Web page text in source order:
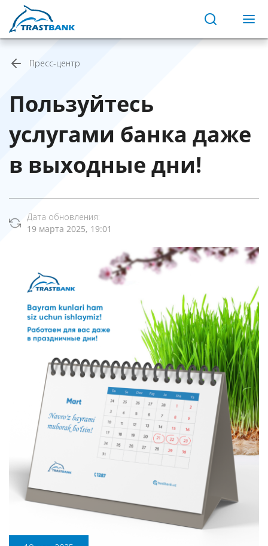
Пресс-центр
Пользуйтесь
услугами банка даже
в выходные дни!
Дата обновления:
19 марта 2025, 19:01